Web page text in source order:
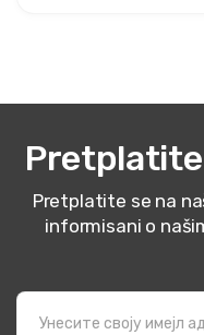
Pretplatite se na
informisani o